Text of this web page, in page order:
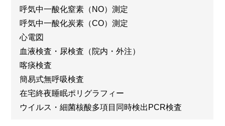
呼気中一酸化窒素（NO）測定
呼気中一酸化炭素（CO）測定
心電図
血液検査・尿検査（院内・外注）
喀痰検査
簡易式無呼吸検査
在宅終夜睡眠ポリグラフィー
ウイルス・細菌核酸多項目同時検出PCR検査